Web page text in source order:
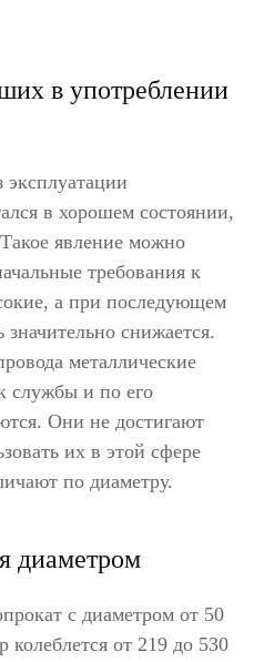
в употреблении
в хорошем состоянии,
явление можно
требования к
а при последующем
снижается.
металлические
службы и по его
Они не достигают
их в этой сфере
по диаметру.
диаметром
с диаметром от 50
от 219 до 530